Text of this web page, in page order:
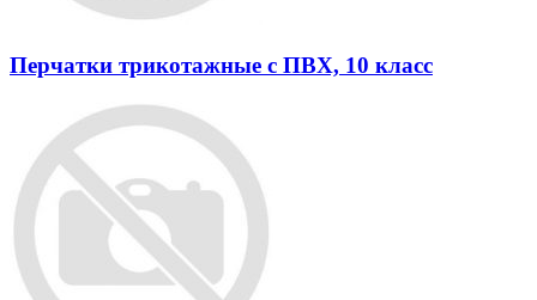
Перчатки трикотажные с ПВХ, 10 класс